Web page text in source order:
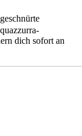
dich sofort an